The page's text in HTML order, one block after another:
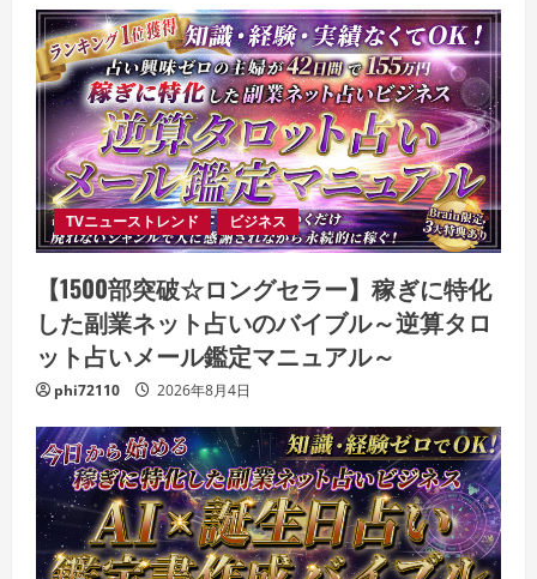
TVニューストレンド ビジネス
【1500部突破☆ロングセラー】稼ぎに特化
した副業ネット占いのバイブル～逆算タロ
ット占いメール鑑定マニュアル～
phi72110 2026年8月4日